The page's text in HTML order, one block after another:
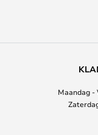
Maandag -